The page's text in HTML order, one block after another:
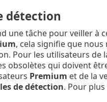
détection
une tâche pour veiller
, cela signifie que
Pour les utilisateurs de
obsolètes qui doivent
Premium et de la
de détection. Pour